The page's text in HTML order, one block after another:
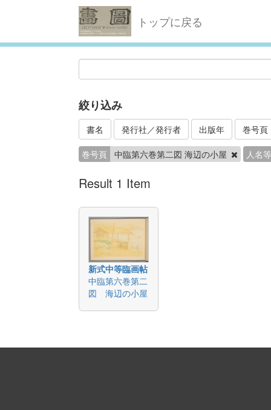
トップに戻る
絞り込み
書名 発行社／発行者 出版年 巻号頁
巻号頁 中臨第六巻第二図 海辺の小屋 人名等
Result 1 Item
新式中等臨画帖
中臨第六巻第二
図 海辺の小屋